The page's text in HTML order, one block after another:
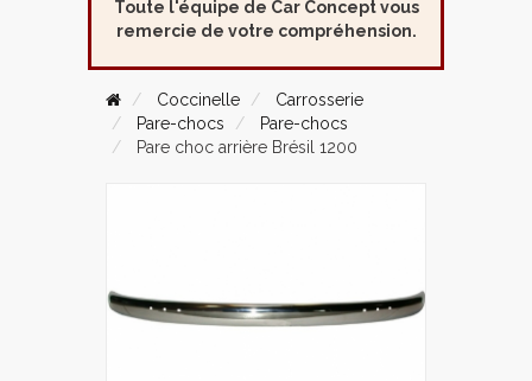
Toute l'équipe de Car Concept vous
remercie de votre compréhension.
Coccinelle
Carrosserie
Pare-chocs
Pare-chocs
Pare choc arrière Brésil 1200